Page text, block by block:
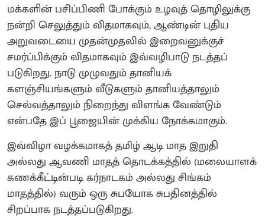
மக்களின் பசிப்பிணி போக்கும் உழவுத் தொழிலுக்கு
நன்றி செலுத்தும் விதமாகவும், ஆண்டின் புதிய
அறுவடையை முதன்முதலில் இறைவனுக்குச்
சமர்ப்பிக்கும் விதமாகவும் இவ்வழிபாடு நடத்தப்
படுகிறது. நாடு முழுவதும் தானியக்
களஞ்சியங்களும் வீடுகளும் தானியத்தாலும்
செல்வத்தாலும் நிறைந்து விளங்க வேண்டும்
என்பதே இப் பூஜையின் முக்கிய நோக்கமாகும்.
இவ்விழா வழக்கமாகத் தமிழ் ஆடி மாத இறுதி
அல்லது ஆவணி மாதத் தொடக்கத்தில் (மலையாளக்
கணக்கீட்டின்படி கர்நாடகம் அல்லது சிங்கம்
மாதத்தில்) வரும் ஒரு சுபயோக சுபதினத்தில்
சிறப்பாக நடத்தப்படுகிறது.